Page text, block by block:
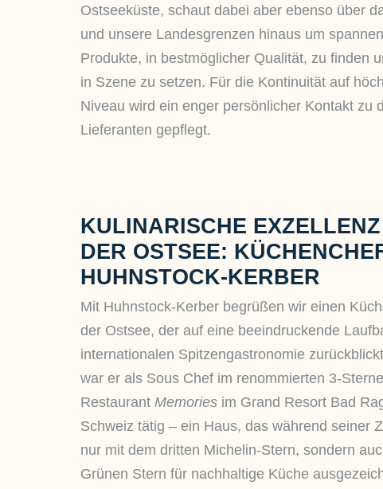
Ostseeküste, schaut dabei aber ebenso über
und unsere Landesgrenzen hinaus um
Produkte, in bestmöglicher Qualität, zu finden
in Szene zu setzen. Für die Kontinuität auf
Niveau wird ein enger persönlicher Kontakt zu
Lieferanten gepflegt.
KULINARISCHE
DER OSTSEE:
HUHNSTOCK-KERBER
Mit Huhnstock-Kerber begrüßen wir einen
der Ostsee, der auf eine beeindruckende
internationalen Spitzengastronomie
war er als Sous Chef im renommierten 3-
Restaurant Memories im Grand Resort Bad
Schweiz tätig – ein Haus, das während seiner
nur mit dem dritten Michelin-Stern, sondern
Grünen Stern für nachhaltige Küche